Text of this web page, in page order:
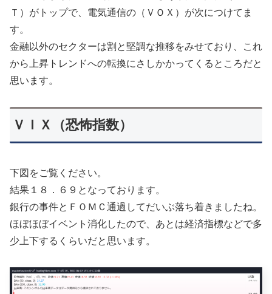
Ｔ）がトップで、電気通信の（ＶＯＸ）が次につけてま
す。
金融以外のセクターは割と堅調な推移をみせており、これ
から上昇トレンドへの転換にさしかかってくるところだと
思います。
ＶＩＸ（恐怖指数）
下図をご覧ください。
結果１８．６９となっております。
銀行の事件とＦＯＭＣ通過してだいぶ落ち着きましたね。
ほぼほぼイベント消化したので、あとは経済指標などで多
少上下するくらいだと思います。